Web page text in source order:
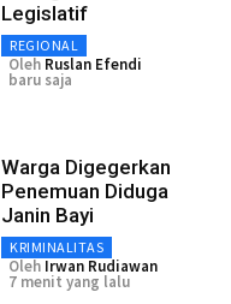
Legislatif
REGIONAL
Oleh Ruslan Efendi
baru saja
Warga Digegerkan
Penemuan Diduga
Janin Bayi
KRIMINALITAS
Oleh Irwan Rudiawan
7 menit yang lalu